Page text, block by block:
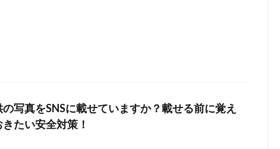
写真をSNSに載せていますか？載せる前に覚え
たい安全対策！